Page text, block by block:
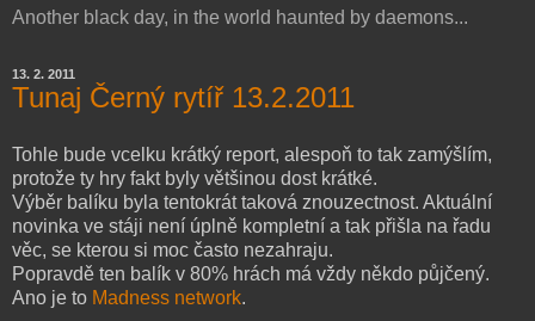
Another black day, in the world haunted by daemons...
13. 2. 2011
Tunaj Černý rytíř 13.2.2011
Tohle bude vcelku krátký report, alespoň to tak zamýšlím,
protože ty hry fakt byly většinou dost krátké.
Výběr balíku byla tentokrát taková znouzectnost. Aktuální
novinka ve stáji není úplně kompletní a tak přišla na řadu
věc, se kterou si moc často nezahraju.
Popravdě ten balík v 80% hrách má vždy někdo půjčený.
Ano je to Madness network.